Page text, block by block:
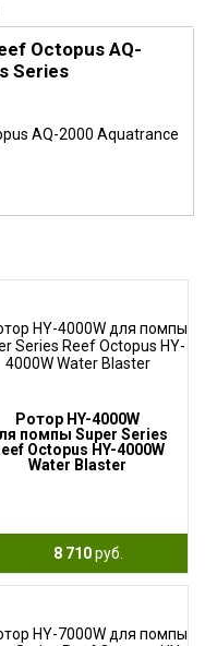
Octopus AQ-
Series
AQ-2000 Aquatrance
Ротор HY-4000W
помпы Super Series
Octopus HY-4000W
Water Blaster
8 710руб.